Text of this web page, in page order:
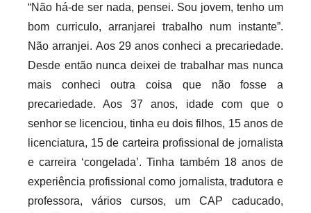
“Não há-de ser nada, pensei. Sou jovem, tenho um
bom curriculo, arranjarei trabalho num instante”.
Não arranjei. Aos 29 anos conheci a precariedade.
Desde então nunca deixei de trabalhar mas nunca
mais conheci outra coisa que não fosse a
precariedade. Aos 37 anos, idade com que o
senhor se licenciou, tinha eu dois filhos, 15 anos de
licenciatura, 15 de carteira profissional de jornalista
e carreira ‘congelada’. Tinha também 18 anos de
experiência profissional como jornalista, tradutora e
professora, vários cursos, um CAP caducado,